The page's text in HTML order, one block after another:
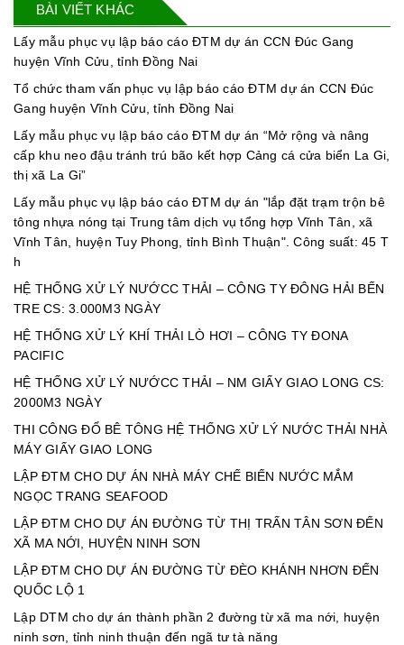
BÀI VIẾT KHÁC
Lấy mẫu phục vụ lập báo cáo ĐTM dự án CCN Đúc Gang
huyện Vĩnh Cửu, tỉnh Đồng Nai
Tổ chức tham vấn phục vụ lập báo cáo ĐTM dự án CCN Đúc
Gang huyện Vĩnh Cửu, tỉnh Đồng Nai
Lấy mẫu phục vụ lập báo cáo ĐTM dự án “Mở rộng và nâng
cấp khu neo đậu tránh trú bão kết hợp Cảng cá cửa biển La Gi,
thị xã La Gi”
Lấy mẫu phục vụ lập báo cáo ĐTM dự án "lắp đặt trạm trộn bê
tông nhựa nóng tại Trung tâm dịch vụ tổng hợp Vĩnh Tân, xã
Vĩnh Tân, huyện Tuy Phong, tỉnh Bình Thuận". Công suất: 45 T
h
HỆ THỐNG XỬ LÝ NƯỚCC THẢI – CÔNG TY ĐÔNG HẢI BẾN
TRE CS: 3.000M3 NGÀY
HỆ THỐNG XỬ LÝ KHÍ THẢI LÒ HƠI – CÔNG TY ĐONA
PACIFIC
HỆ THỐNG XỬ LÝ NƯỚCC THẢI – NM GIẤY GIAO LONG CS:
2000M3 NGÀY
THI CÔNG ĐỔ BÊ TÔNG HỆ THỐNG XỬ LÝ NƯỚC THẢI NHÀ
MÁY GIẤY GIAO LONG
LẬP ĐTM CHO DỰ ÁN NHÀ MÁY CHẾ BIẾN NƯỚC MẮM
NGỌC TRANG SEAFOOD
LẬP ĐTM CHO DỰ ÁN ĐƯỜNG TỪ THỊ TRẤN TÂN SƠN ĐẾN
XÃ MA NỚI, HUYỆN NINH SƠN
LẬP ĐTM CHO DỰ ÁN ĐƯỜNG TỪ ĐÈO KHÁNH NHƠN ĐẾN
QUỐC LỘ 1
Lập DTM cho dự án thành phần 2 đường từ xã ma nới, huyện
ninh sơn, tỉnh ninh thuận đến ngã tư tà năng